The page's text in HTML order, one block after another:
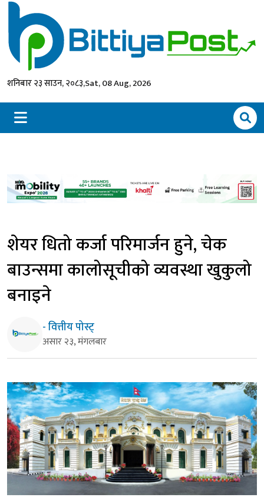
शनिबार २३ साउन, २०८३,Sat, 08 Aug, 2026
शेयर धितो कर्जा परिमार्जन हुने, चेक
बाउन्समा कालोसूचीको व्यवस्था खुकुलो
बनाइने
- वित्तीय पोस्ट्
असार २३, मंगलबार